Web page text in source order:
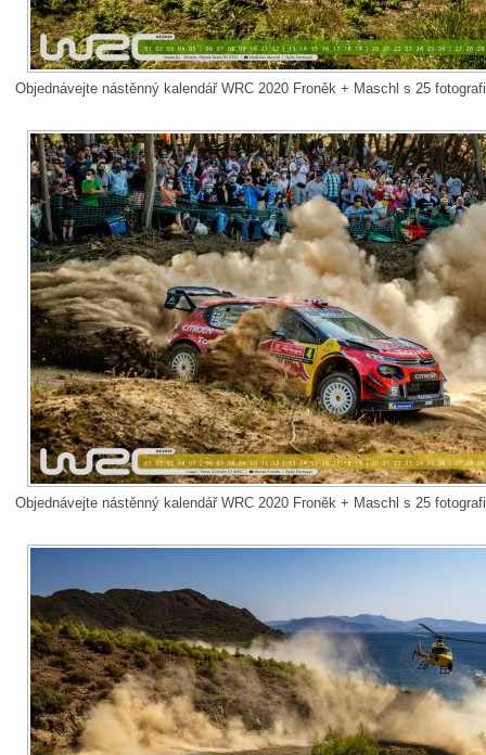
Objednávejte nástěnný kalendář WRC 2020 Froněk + Maschl s 25
Objednávejte nástěnný kalendář WRC 2020 Froněk + Maschl s 25